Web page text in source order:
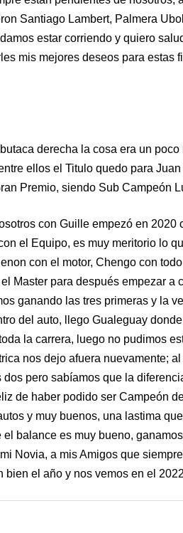
Santiago Lambert, Palmera
estar corriendo y quiero
mis mejores deseos para estas
derecha la cosa era un
ellos el Titulo quedo para
Premio, siendo Sub Campeón
con Guille empezó en
el Equipo, es muy meritorio lo
con el motor, Chengo con
Master para después empezar a
ganando las tres primeras y la
del auto, llego Gualeguay
la carrera, luego no pudimos
nos dejo afuera nuevamente;
pero sabíamos que la
de haber podido ser Campeón
y muy buenos, una lastima
balance es muy bueno,
Novia, a mis Amigos que
bien el año y nos vemos en el